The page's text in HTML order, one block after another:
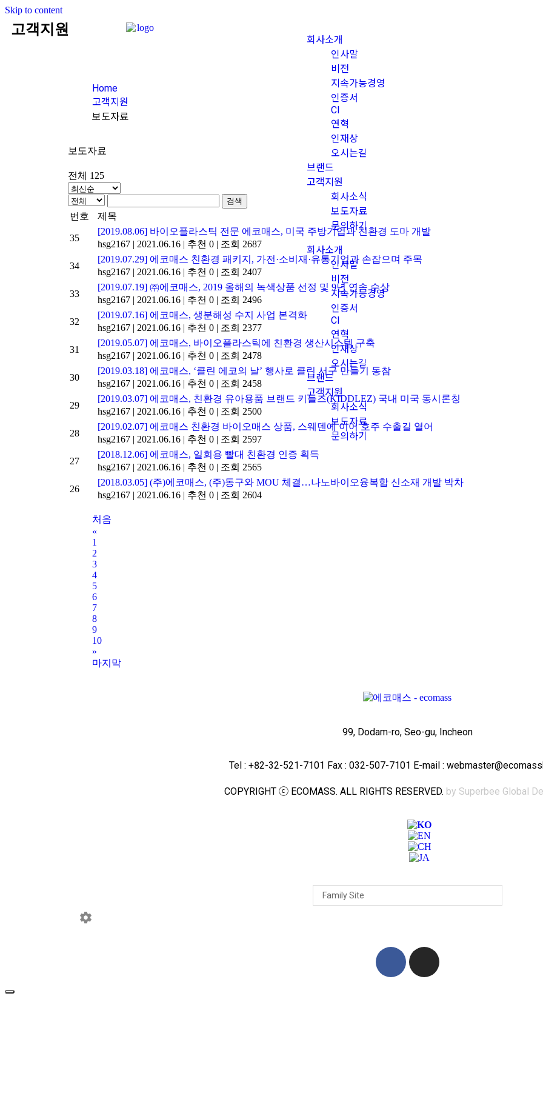
Skip to content
회사소개
인사말
비전
지속가능경영
인증서
CI
연혁
인재상
오시는길
브랜드
고객지원
회사소식
보도자료
문의하기
회사소개
인사말
비전
지속가능경영
인증서
CI
연혁
인재상
오시는길
브랜드
고객지원
회사소식
보도자료
문의하기
고객지원
Home
고객지원
보도자료
보도자료
전체 125
검색
번호 제목
35
[2019.08.06] 바이오플라스틱 전문 에코매스, 미국 주방기업과 친환경 도마 개발
hsg2167 | 2021.06.16 | 추천 0 | 조회 2687
34
[2019.07.29] 에코매스 친환경 패키지, 가전·소비재·유통기업과 손잡으며 주목
hsg2167 | 2021.06.16 | 추천 0 | 조회 2407
33
[2019.07.19] ㈜에코매스, 2019 올해의 녹색상품 선정 및 9년 연속 수상
hsg2167 | 2021.06.16 | 추천 0 | 조회 2496
32
[2019.07.16] 에코매스, 생분해성 수지 사업 본격화
hsg2167 | 2021.06.16 | 추천 0 | 조회 2377
31
[2019.05.07] 에코매스, 바이오플라스틱에 친환경 생산시스템 구축
hsg2167 | 2021.06.16 | 추천 0 | 조회 2478
30
[2019.03.18] 에코매스, ‘클린 에코의 날’ 행사로 클린 서구 만들기 동참
hsg2167 | 2021.06.16 | 추천 0 | 조회 2458
29
[2019.03.07] 에코매스, 친환경 유아용품 브랜드 키들즈(KIDDLEZ) 국내 미국 동시론칭
hsg2167 | 2021.06.16 | 추천 0 | 조회 2500
28
[2019.02.07] 에코매스 친환경 바이오매스 상품, 스웨덴에 이어 호주 수출길 열어
hsg2167 | 2021.06.16 | 추천 0 | 조회 2597
27
[2018.12.06] 에코매스, 일회용 빨대 친환경 인증 획득
hsg2167 | 2021.06.16 | 추천 0 | 조회 2565
26
[2018.03.05] (주)에코매스, (주)동구와 MOU 체결…나노바이오융복합 신소재 개발 박차
hsg2167 | 2021.06.16 | 추천 0 | 조회 2604
처음
«
1
2
3
4
5
6
7
8
9
10
»
마지막
99, Dodam-ro, Seo-gu, Incheon
Tel : +82-32-521-7101 Fax : 032-507-7101 E-mail :
COPYRIGHT ⓒ ECOMASS. ALL RIGHTS RESERVED. by Superbee Global